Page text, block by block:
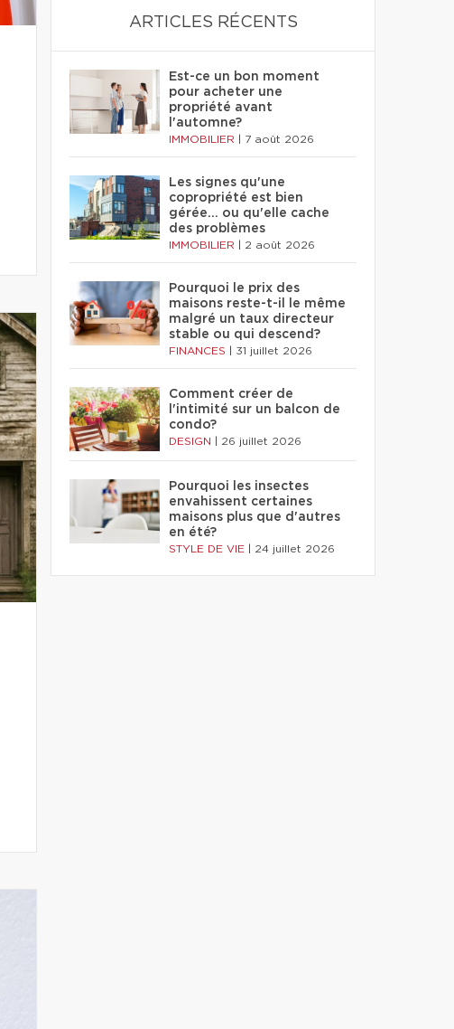
ARTICLES RÉCENTS
Est-ce un bon moment
pour acheter une
propriété avant
l'automne?
IMMOBILIER 7 août 2026
Les signes qu'une
copropriété est bien
gérée… ou qu'elle cache
des problèmes
IMMOBILIER 2 août 2026
Pourquoi le prix des
maisons reste-t-il le même
malgré un taux directeur
stable ou qui descend?
FINANCES 31 juillet 2026
Comment créer de
l'intimité sur un balcon de
condo?
DESIGN 26 juillet 2026
Pourquoi les insectes
envahissent certaines
maisons plus que d'autres
en été?
STYLE DE VIE 24 juillet 2026